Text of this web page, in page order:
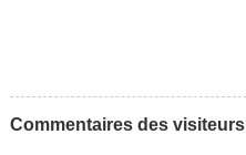
Commentaires des visiteurs